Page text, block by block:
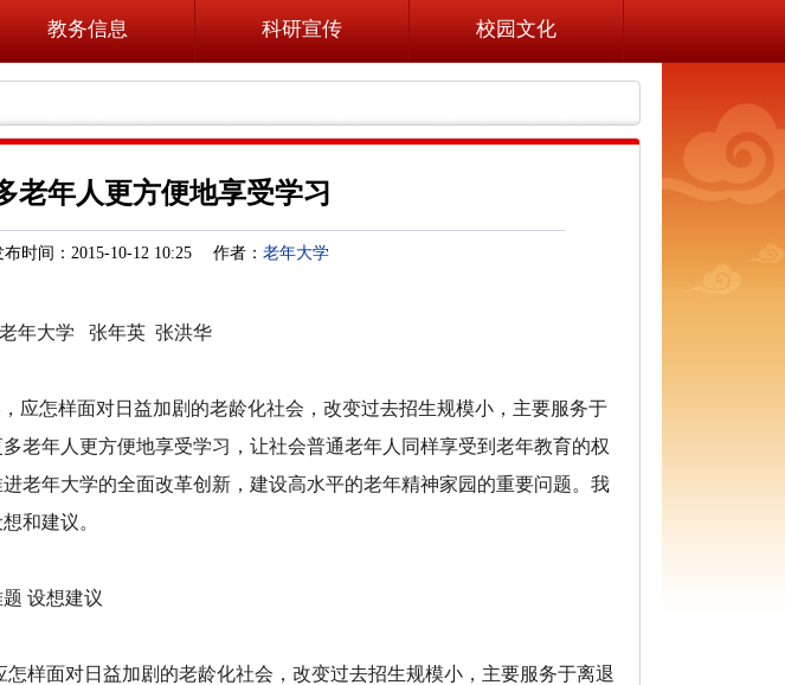
教务信息 科研宣传 校园文化
老年人更方便地享受学习
布时间：2015-10-12 10:25 作者： 老年大学
张年英 张洪华
应怎样面对日益加剧的老龄化社会，改变过去招生规模小，主要服务于
老年人更方便地享受学习，让社会普通老年人同样享受到老年教育的权
老年大学的全面改革创新，建设高水平的老年精神家园的重要问题。我
和建议。
设想建议
样面对日益加剧的老龄化社会，改变过去招生规模小，主要服务于离退